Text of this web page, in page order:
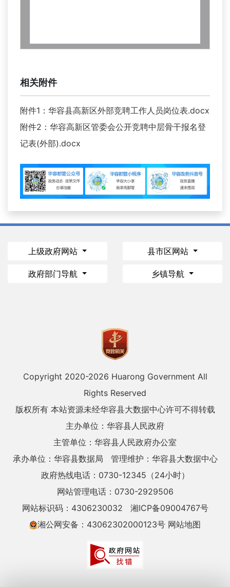
相关附件
附件1：华容县高新区外部竞聘工作人员岗位表.docx
附件2：华容高新区管委会公开竞聘中层骨干报名登
记表(外部).docx
上级政府网站 县市区网站
政府部门导航 乡镇导航
Copyright 2020-2026 Huarong Government All
Rights Reserved
版权所有 本站资源未经华容县大数据中心许可不得转载
主办单位：华容县人民政府
主管单位：华容县人民政府办公室
承办单位：华容县数据局
管理维护：华容县大数据中心
政府热线电话：0730-12345（24小时）
网站管理电话：0730-2929506
网站标识码：4306230032
湘ICP备09004767号
湘公网安备：43062302000123号 网站地图